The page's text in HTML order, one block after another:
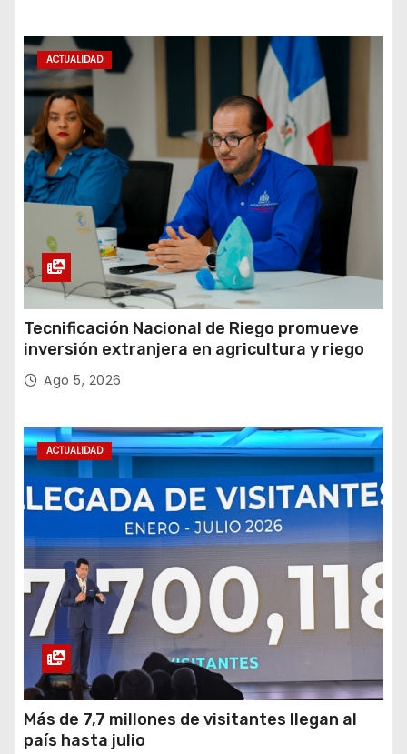
ACTUALIDAD
Tecnificación Nacional de Riego promueve
inversión extranjera en agricultura y riego
Ago 5, 2026
ACTUALIDAD
Más de 7,7 millones de visitantes llegan al
país hasta julio